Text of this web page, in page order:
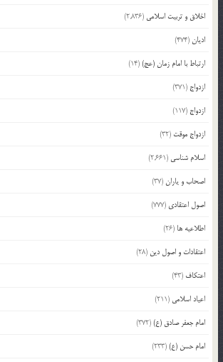
اخلاق و تربیت اسلامی (2,836)
ادیان(474)
ارتباط با امام زمان (عج)(14)
ازدواج (371)
ازدواج (117)
ازدواج موقت (32)
اسلام شناسی (2,661)
اصحاب و یاران(37)
اصول اعتقادی (777)
اطلاعیه ها (26)
اعتقادات و اصول دین (28)
اعتکاف (43)
اعیاد اسلامی (211)
امام جعفر صادق (ع)(372)
امام حسن (ع)(233)